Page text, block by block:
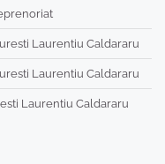
Laurentiu Caldararu
Laurentiu Caldararu
Laurentiu Caldararu